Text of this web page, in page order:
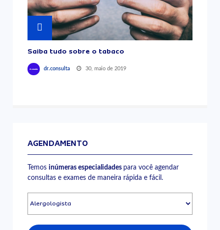
Saiba tudo sobre o tabaco
dr.consulta 30, maio de 2019
AGENDAMENTO
Temosinúmeras especialidades para você agendar
consultas e exames de maneira rápida e fácil.